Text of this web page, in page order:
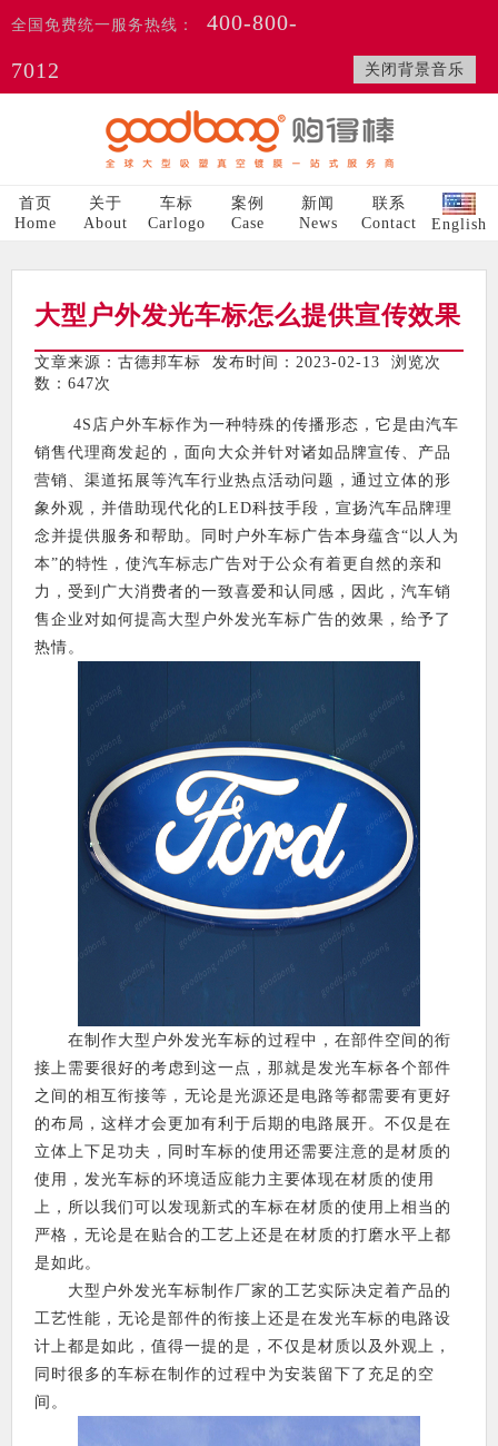
关闭背景音乐
全国免费统一服务热线：
400-800-
7012
首页
Home
关于
About
车标
Carlogo
案例
Case
新闻
News
联系
Contact
English
大型户外发光车标怎么提供宣传效果
文章来源：古德邦车标 发布时间：2023-02-13 浏览次
数： 647次
4S店户外车标作为一种特殊的传播形态，它是由汽车
销售代理商发起的，面向大众并针对诸如品牌宣传、产品
营销、渠道拓展等汽车行业热点活动问题，通过立体的形
象外观，并借助现代化的LED科技手段，宣扬汽车品牌理
念并提供服务和帮助。同时户外车标广告本身蕴含“以人为
本”的特性，使汽车标志广告对于公众有着更自然的亲和
力，受到广大消费者的一致喜爱和认同感，因此，汽车销
售企业对如何提高大型户外发光车标广告的效果，给予了
热情。
在制作大型户外发光车标的过程中，在部件空间的衔
接上需要很好的考虑到这一点，那就是发光车标各个部件
之间的相互衔接等，无论是光源还是电路等都需要有更好
的布局，这样才会更加有利于后期的电路展开。不仅是在
立体上下足功夫，同时车标的使用还需要注意的是材质的
使用，发光车标的环境适应能力主要体现在材质的使用
上，所以我们可以发现新式的车标在材质的使用上相当的
严格，无论是在贴合的工艺上还是在材质的打磨水平上都
是如此。
大型户外发光车标制作厂家的工艺实际决定着产品的
工艺性能，无论是部件的衔接上还是在发光车标的电路设
计上都是如此，值得一提的是，不仅是材质以及外观上，
同时很多的车标在制作的过程中为安装留下了充足的空
间。